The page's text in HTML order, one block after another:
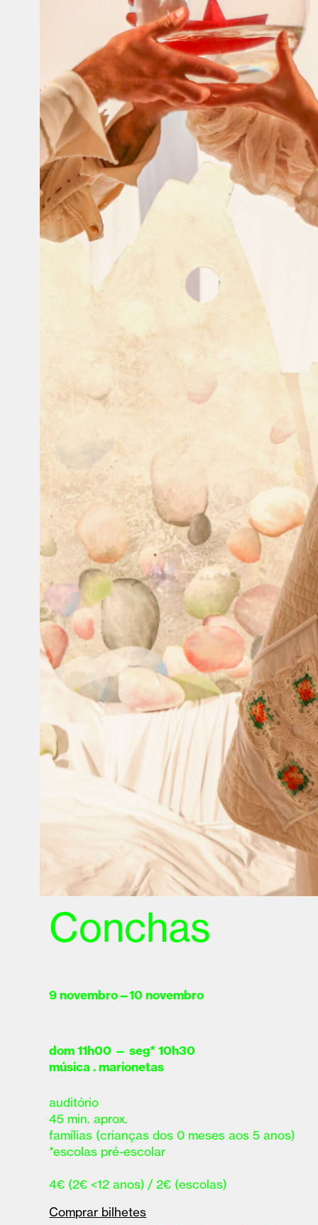
Conchas
9 novembro—10 novembro
dom 11h00 — seg* 10h30
música . marionetas
auditório
45 min. aprox.
famílias (crianças dos 0 meses aos 5 anos)
*escolas pré-escolar
4€ (2€ <12 anos) / 2€ (escolas)
Comprar bilhetes